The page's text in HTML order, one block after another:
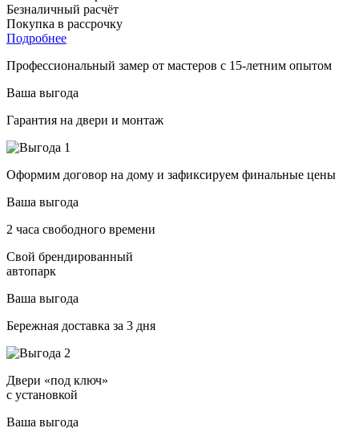
Безналичный расчёт
Покупка в рассрочку
Подробнее
Профессиональный замер от мастеров с 15-летним опытом
Ваша выгода
Гарантия на двери и монтаж
Оформим договор на дому и зафиксируем финальные цены
Ваша выгода
2 часа свободного времени
Свой брендированный
автопарк
Ваша выгода
Бережная доставка за 3 дня
Двери «под ключ»
с установкой
Ваша выгода